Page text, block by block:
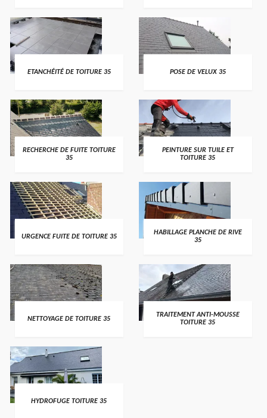
ETANCHÉITÉ DE TOITURE 35 POSE DE VELUX 35
RECHERCHE DE FUITE TOITURE
35
PEINTURE SUR TUILE ET
TOITURE 35
URGENCE FUITE DE TOITURE 35
HABILLAGE PLANCHE DE RIVE
35
NETTOYAGE DE TOITURE 35
TRAITEMENT ANTI-MOUSSE
TOITURE 35
HYDROFUGE TOITURE 35